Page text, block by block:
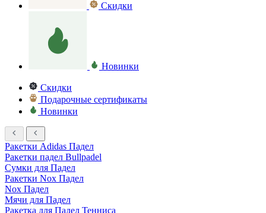
Скидки
Новинки
Скидки
Подарочные сертификаты
Новинки
Ракетки Adidas Падел
Ракетки падел Bullpadel
Сумки для Падел
Ракетки Nox Падел
Nox Падел
Мячи для Падел
Ракетка для Падел Тенниса